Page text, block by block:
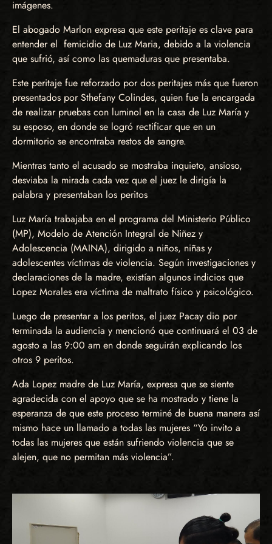
imágenes.
El abogado Marlon expresa que este peritaje es clave para
entender el femicidio de Luz Maria, debido a la violencia
que sufrió, así como las quemaduras que presentaba.
Este peritaje fue reforzado por dos peritajes más que fueron
presentados por Sthefany Colindes, quien fue la encargada
de realizar pruebas con luminol en la casa de Luz María y
su esposo, en donde se logró rectificar que en un
dormitorio se encontraba restos de sangre.
Mientras tanto el acusado se mostraba inquieto, ansioso,
desviaba la mirada cada vez que el juez le dirigía la
palabra y presentaban los peritos
Luz María trabajaba en el programa del Ministerio Público
(MP), Modelo de Atención Integral de Niñez y
Adolescencia (MAINA), dirigido a niños, niñas y
adolescentes víctimas de violencia. Según investigaciones y
declaraciones de la madre, existían algunos indicios que
Lopez Morales era víctima de maltrato físico y psicológico.
Luego de presentar a los peritos, el juez Pacay dio por
terminada la audiencia y mencionó que continuará el 03 de
agosto a las 9:00 am en donde seguirán explicando los
otros 9 peritos.
Ada Lopez madre de Luz María, expresa que se siente
agradecida con el apoyo que se ha mostrado y tiene la
esperanza de que este proceso terminé de buena manera así
mismo hace un llamado a todas las mujeres “Yo invito a
todas las mujeres que están sufriendo violencia que se
alejen, que no permitan más violencia”.